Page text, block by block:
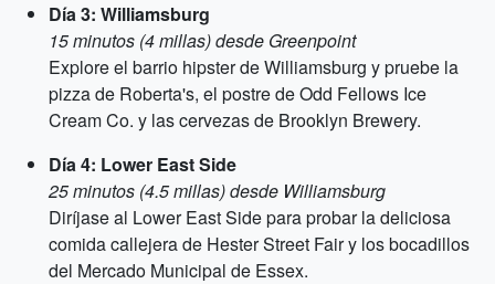
Día 3: Williamsburg
15 minutos (4 millas) desde Greenpoint
Explore el barrio hipster de Williamsburg y pruebe la
pizza de Roberta's, el postre de Odd Fellows Ice
Cream Co. y las cervezas de Brooklyn Brewery.
Día 4: Lower East Side
25 minutos (4.5 millas) desde Williamsburg
Diríjase al Lower East Side para probar la deliciosa
comida callejera de Hester Street Fair y los bocadillos
del Mercado Municipal de Essex.